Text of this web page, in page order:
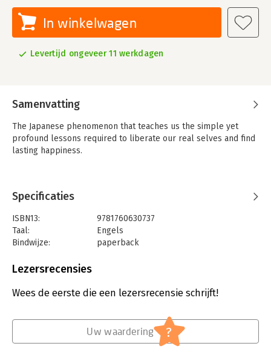
In winkelwagen
Levertijd ongeveer 11 werkdagen
Samenvatting
The Japanese phenomenon that teaches us the simple yet
profound lessons required to liberate our real selves and find
lasting happiness.
Specificaties
ISBN13:
9781760630737
Taal:
Engels
Bindwijze:
paperback
Uitgever:
Lezersrecensies
Wees de eerste die een lezersrecensie schrijft!
Uw waardering ?